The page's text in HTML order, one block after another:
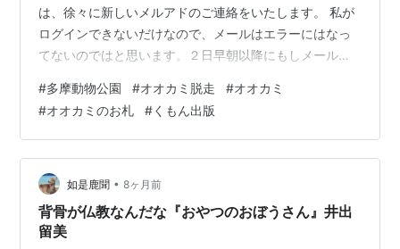
は、徐々に新しいメルアドのご連絡をいたします。 私が
ログインできないだけなので、メールはエラーにはなっ
てないのではと思います。２日早朝以降にもしメールを
いません。仕事関係はお休み中だったのが、幸いです。
月曜日には各出版社さんにメールしなくては。 さて、昨
年30日に、多摩動物公園からオオカミが一匹脱走して、
ニュースになりました。 その日、散歩をしていたら、上
空をヘリコプターが４機くらい旋回していたので、何か
あったかなとは思ったのです。多摩動物…
#多摩動物公園 #オオカミ脱走 #オオカミ
#オオカミのお札 #くもん出版
如是鹿聞 • 8ヶ月前
背骨が仏教なんだな『おやつのおぼうさん』井出
留美